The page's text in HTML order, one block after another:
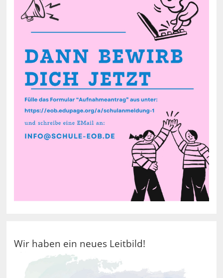
Wir haben ein neues Leitbild!